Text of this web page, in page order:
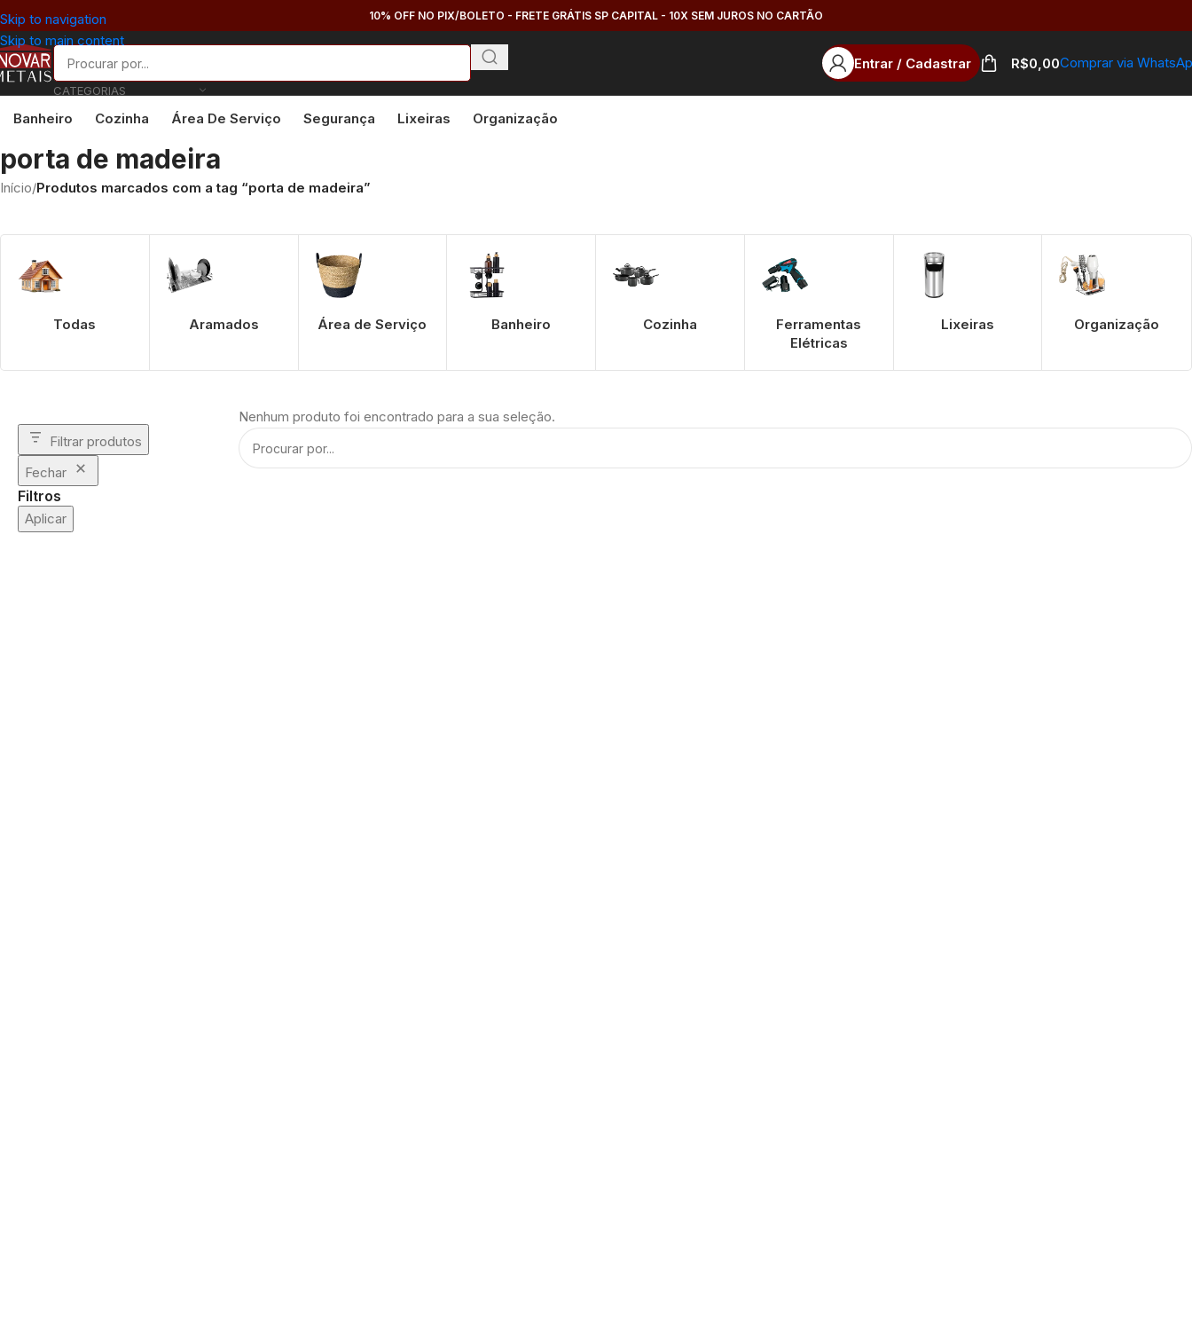
Skip to navigation
Skip to main content
10% OFF NO PIX/BOLETO - FRETE GRÁTIS SP CAPITAL - 10X SEM JUROS NO CARTÃO
CATEGORIAS
Entrar / Cadastrar R$0,00Comprar via
Banheiro Cozinha Área De Serviço Segurança Lixeiras Organização
porta de madeira
Início/Produtos marcados com a tag “porta de madeira”
Todas Aramados Área de Serviço Banheiro Cozinha
Ferramentas
Elétricas
Lixeiras Organização
Filtrar produtos
Fechar
Filtros
Aplicar
Nenhum produto foi encontrado para a sua seleção.